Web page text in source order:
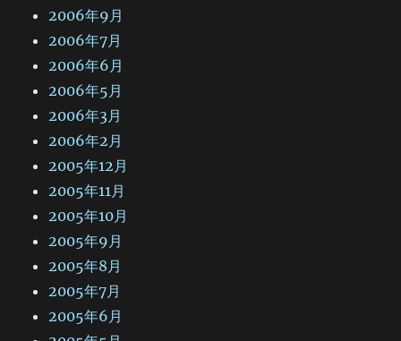
2006年9月
2006年7月
2006年6月
2006年5月
2006年3月
2006年2月
2005年12月
2005年11月
2005年10月
2005年9月
2005年8月
2005年7月
2005年6月